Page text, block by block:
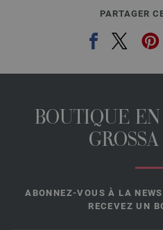
PARTAGER
BOUTIQUE
ABONNEZ-VOUS À LA
RECEVEZ UN